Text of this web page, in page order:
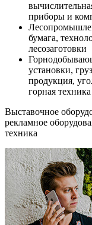
приборы и
бумага,
лесозаготовки
установки,
продукция,
горная техника
Выставочное
рекламное
техника